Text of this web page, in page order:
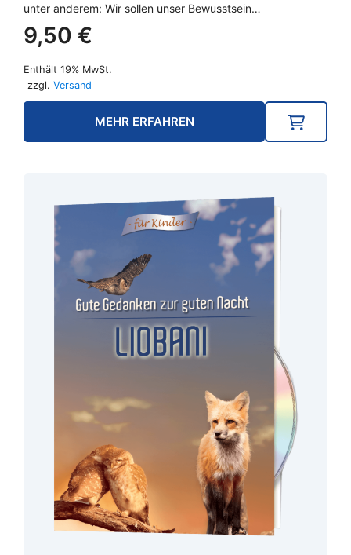
unter anderem: Wir sollen unser Bewusstsein…
9,50 €
Enthält 19% MwSt.
zzgl. Versand
MEHR ERFAHREN